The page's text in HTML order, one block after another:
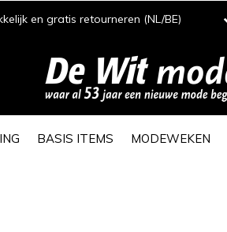
BASIS ITEMS MODEWEKEN
en gratis retourneren (NL/BE)